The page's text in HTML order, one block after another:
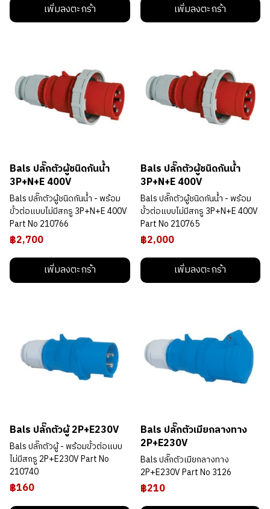
เพิ่มลงตะกร้า
เพิ่มลงตะกร้า
Bals ปลั๊กตัวผู้ชนิดกันน้ำ
3P+N+E 400V
Bals ปลั๊กตัวผู้ชนิดกันน้ำ - พร้อม
ขั้วต่อแบบไม่มีสกรู 3P+N+E 400V
Part No 210766
฿2,700
เพิ่มลงตะกร้า
Bals ปลั๊กตัวผู้ชนิดกันน้ำ
3P+N+E 400V
Bals ปลั๊กตัวผู้ชนิดกันน้ำ - พร้อม
ขั้วต่อแบบไม่มีสกรู 3P+N+E 400V
Part No 210765
฿2,000
เพิ่มลงตะกร้า
Bals ปลั๊กตัวผู้ 2P+E230V
Bals ปลั๊กตัวผู้ - พร้อมขั้วต่อแบบ
ไม่มีสกรู 2P+E230V Part No
210740
฿160
Bals ปลั๊กตัวเมียกลางทาง
2P+E230V
Bals ปลั๊กตัวเมียกลางทาง
2P+E230V Part No 3126
฿210